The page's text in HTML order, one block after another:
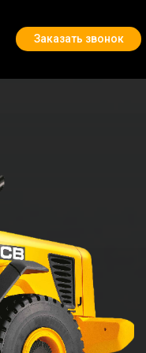
Заказать звонок
Заказать звонок